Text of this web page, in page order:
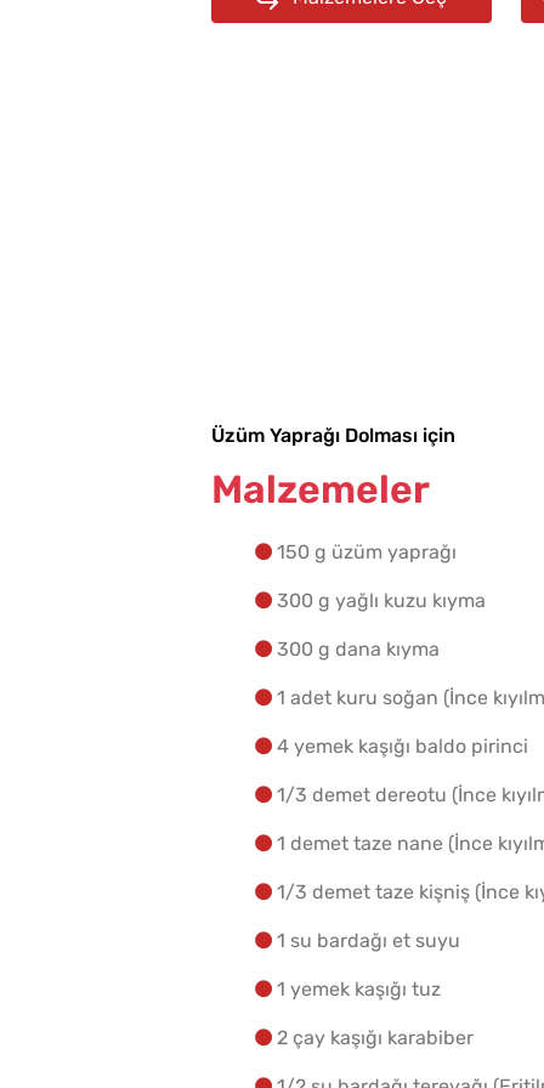
Üzüm Yaprağı Dolması için
Malzemeler
150 g üzüm yaprağı
300 g yağlı kuzu kıyma
300 g dana kıyma
1 adet kuru soğan (İnce
4 yemek kaşığı baldo pirinci
1/3 demet dereotu (İnce
1 demet taze nane (İnce
1/3 demet taze kişniş (İnce
1 su bardağı et suyu
1 yemek kaşığı tuz
2 çay kaşığı karabiber